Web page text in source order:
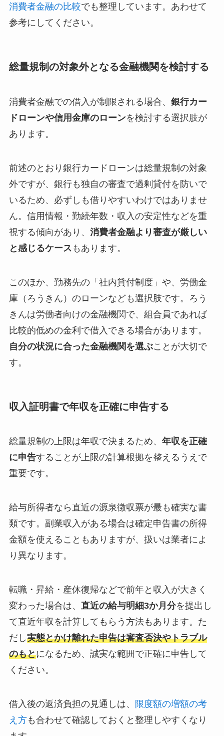
消費者金融の比較でも整理しています。あわせて
参考にしてください。
総量規制の対象外となる金融機関を検討する
消費者金融での借入が制限される場合、 銀行カー
ドローンや信用金庫のローンを検討する選択肢が
あります。
前述のとおり銀行カードローンは総量規制の対象
外ですが、銀行も独自の審査で過剰貸付を防いで
いるため、必ずしも借りやすいわけではありませ
ん。信用情報・勤続年数・収入の安定性などを重
視する傾向があり、 消費者金融より審査が厳しい
と感じるケース もあります。
このほか、勤務先の「社内貸付制度」や、労働金
庫（ろうきん）のローンなども選択肢です。ろう
きんは労働者向けの金融機関で、組合員であれば
比較的低めの金利で借入できる場合があります。
自分の状況に合った金融機関を選ぶことが大切で
す。
収入証明書で年収を正確に申告する
総量規制の上限は年収で決まるため、 年収を正確
に申告することが上限の計算根拠を整えるうえで
重要です。
給与所得者なら直近の源泉徴収票が最も確実な書
類です。副業収入がある場合は確定申告書の所得
金額を使えることもありますが、扱いは業者によ
り異なります。
転職・昇給・産休復帰などで前年と収入が大きく
変わった場合は、 直近の給与明細3か月分を提出し
て直近年収を計算してもらう方法もあります。た
だし実態とかけ離れた申告は審査否決やトラブル
のもとになるため、誠実な範囲で正確に申告して
ください。
借入後の返済負担の見通しは、 限度額の増額の考
え方も合わせて確認しておくと整理しやすくなり